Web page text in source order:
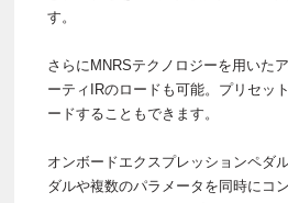
す。
さらにMNRSテクノロジーを用いた
ーティIRのロードも可能。プリセッ
ードすることもできます。
オンボードエクスプレッションペダ
ダルや複数のパラメータを同時にコ